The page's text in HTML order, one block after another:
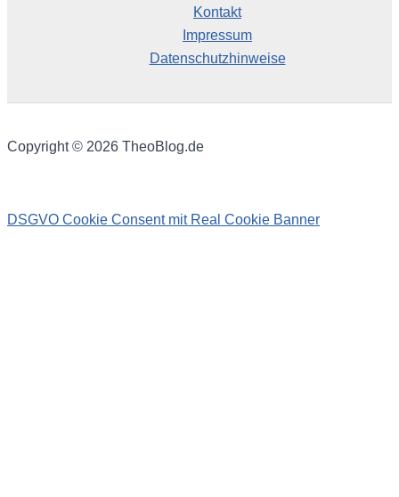
Kontakt
Impressum
Datenschutzhinweise
Copyright © 2026 TheoBlog.de
DSGVO Cookie Consent mit Real Cookie Banner